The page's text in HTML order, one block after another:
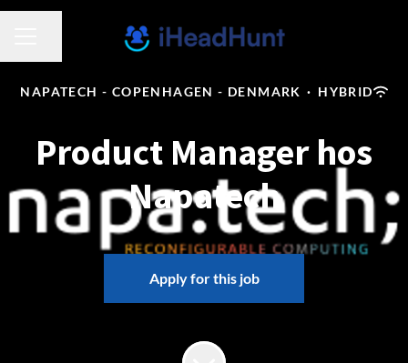
NAPATECH - COPENHAGEN - DENMARK · HYBRID
Product Manager hos
Napatech
Apply for this job